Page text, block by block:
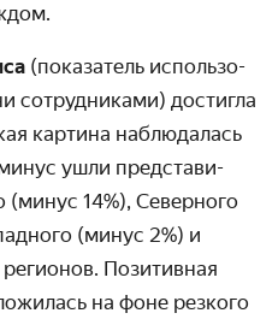
(показатель использо­­
сотруд­никами) достигла
картина наблюдалась
ушли представи­
(минус 14%), Северного
(минус 2%) и
Позитивная
на фоне резкого